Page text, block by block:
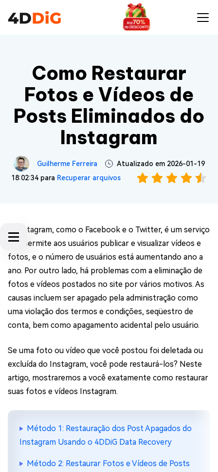
Como Restaurar
Fotos e Vídeos de
Posts Eliminados do
Instagram
Guilherme Ferreira
Atualizado em 2026-01-19
18:02:34 para Recuperar arquivos
O Instagram, como o Facebook e o Twitter, é um serviço
que permite aos usuários publicar e visualizar vídeos e
fotos, e o número de usuários está aumentando ano a
ano. Por outro lado, há problemas com a eliminação de
fotos e vídeos postados no site por vários motivos. As
causas incluem ser apagado pela administração como
uma violação dos termos e condições, seqüestro de
conta, bem como apagamento acidental pelo usuário.
Se uma foto ou vídeo que você postou foi deletada ou
excluída do Instagram, você pode restaurá-los? Neste
artigo, mostraremos a você exatamente como restaurar
suas fotos e vídeos Instagram.
Método 1: Restauração dos Post Apagados do
Instagram Usando o 4DDiG Data Recovery
Método 2: Restaurar Fotos e Vídeos de Posts